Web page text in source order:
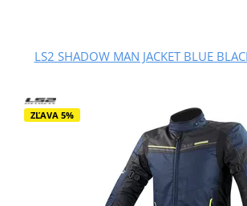
LS2 SHADOW MAN JACKET BLUE
ZĽAVA 5%